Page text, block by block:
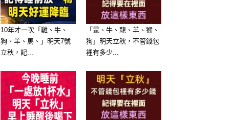
10年才一次「雞、牛、
狗、羊、馬、」明天7號
立秋，記...
「鼠、牛、龍、羊、猴、
狗」明天立秋，不管錢包
裡有多少...